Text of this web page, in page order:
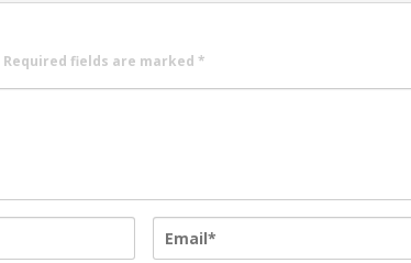
Required fields are marked *